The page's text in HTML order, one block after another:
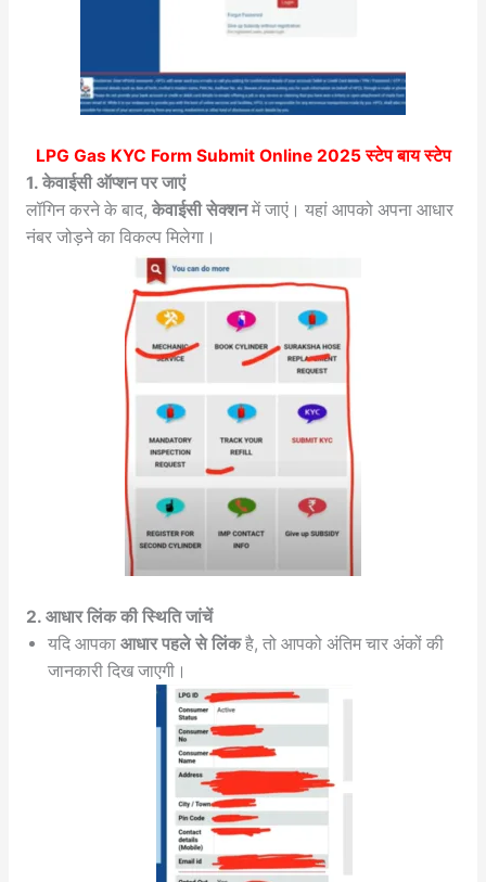
LPG Gas KYC Form Submit Online 2025स्टेप बाय स्टेप
1. केवाईसी ऑप्शन पर जाएं
लॉगिन करने के बाद, केवाईसी सेक्शनमें जाएं। यहां आपको अपना आधार
नंबर जोड़ने का विकल्प मिलेगा।
2. आधार लिंक की स्थिति जांचें
यदि आपका आधार पहले से लिंकहै, तो आपको अंतिम चार अंकों की
जानकारी दिख जाएगी।